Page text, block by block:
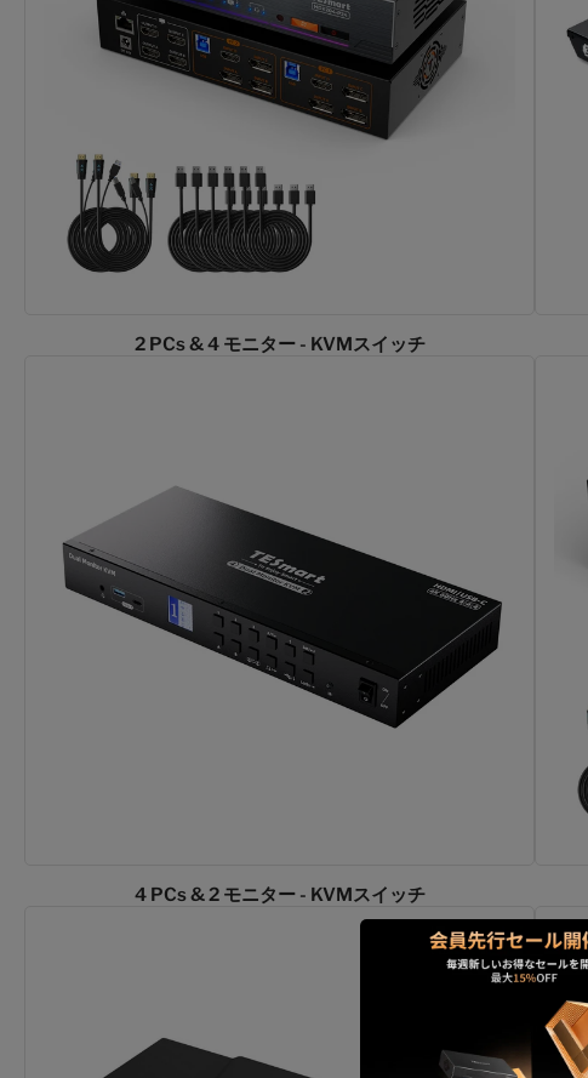
2 PCs & 4 モニター - KVMスイッチ
4 PCs & 2 モニター - KVMスイッチ